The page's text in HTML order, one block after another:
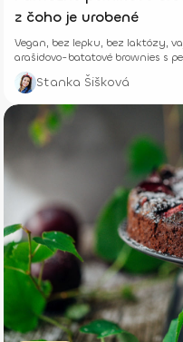
z čoho je urobené
Vegan, bez lepku, bez laktózy,
arašidovo-batatové brownies s
Stanka Šišková